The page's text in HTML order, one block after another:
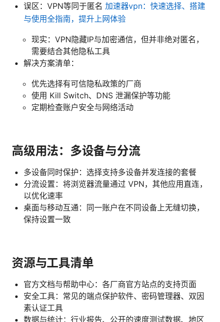
误区：VPN等同于匿名 加速器vpn：快速选择、搭建
与使用全指南，提升上网体验
现实：VPN隐藏IP与加密通信，但并非绝对匿名，
需要结合其他隐私工具
解决方案清单：
优先选择有可信隐私政策的厂商
使用 Kill Switch、DNS 泄漏保护等功能
定期检查账户安全与网络活动
高级用法：多设备与分流
多设备同时保护：选择支持多设备并发连接的套餐
分流设置：将浏览器流量通过 VPN，其他应用直连，
以优化速率
桌面与移动互通：同一账户在不同设备上无缝切换，
保持设置一致
资源与工具清单
官方文档与帮助中心：各厂商官方站点的支持页面
安全工具：常见的端点保护软件、密码管理器、双因
素认证工具
数据与统计：行业报告、公开的速度测试数据、地区